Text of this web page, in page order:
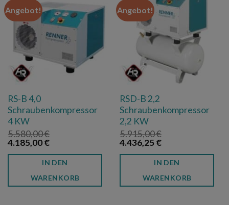
Angebot!
RS-B 4,0
Schraubenkompressor
4 KW
5.580,00€
Ursprünglicher
5.580,00 €
4.185,00€Aktueller
ist:
4.185,00 €.
IN DEN
WARENKORB
Angebot!
RSD-B 2,2
Schraubenkompressor
2,2 KW
5.915,00€
Ursprünglicher
5.915,00 €
4.436,25€Aktueller
ist:
4.436,25 €.
IN DEN
WARENKORB